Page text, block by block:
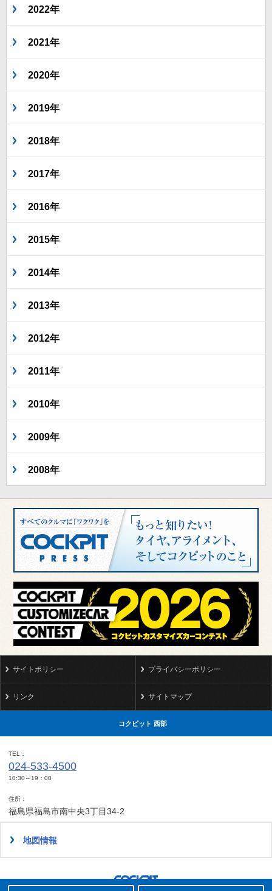
2022年
2021年
2020年
2019年
2018年
2017年
2016年
2015年
2014年
2013年
2012年
2011年
2010年
2009年
2008年
サイトポリシー プライバシーポリシー
リンク サイトマップ
コクピット 西部
TEL
024-533-4500
10:30～19：00
住所
福島県福島市南中央3丁目34-2
地図情報